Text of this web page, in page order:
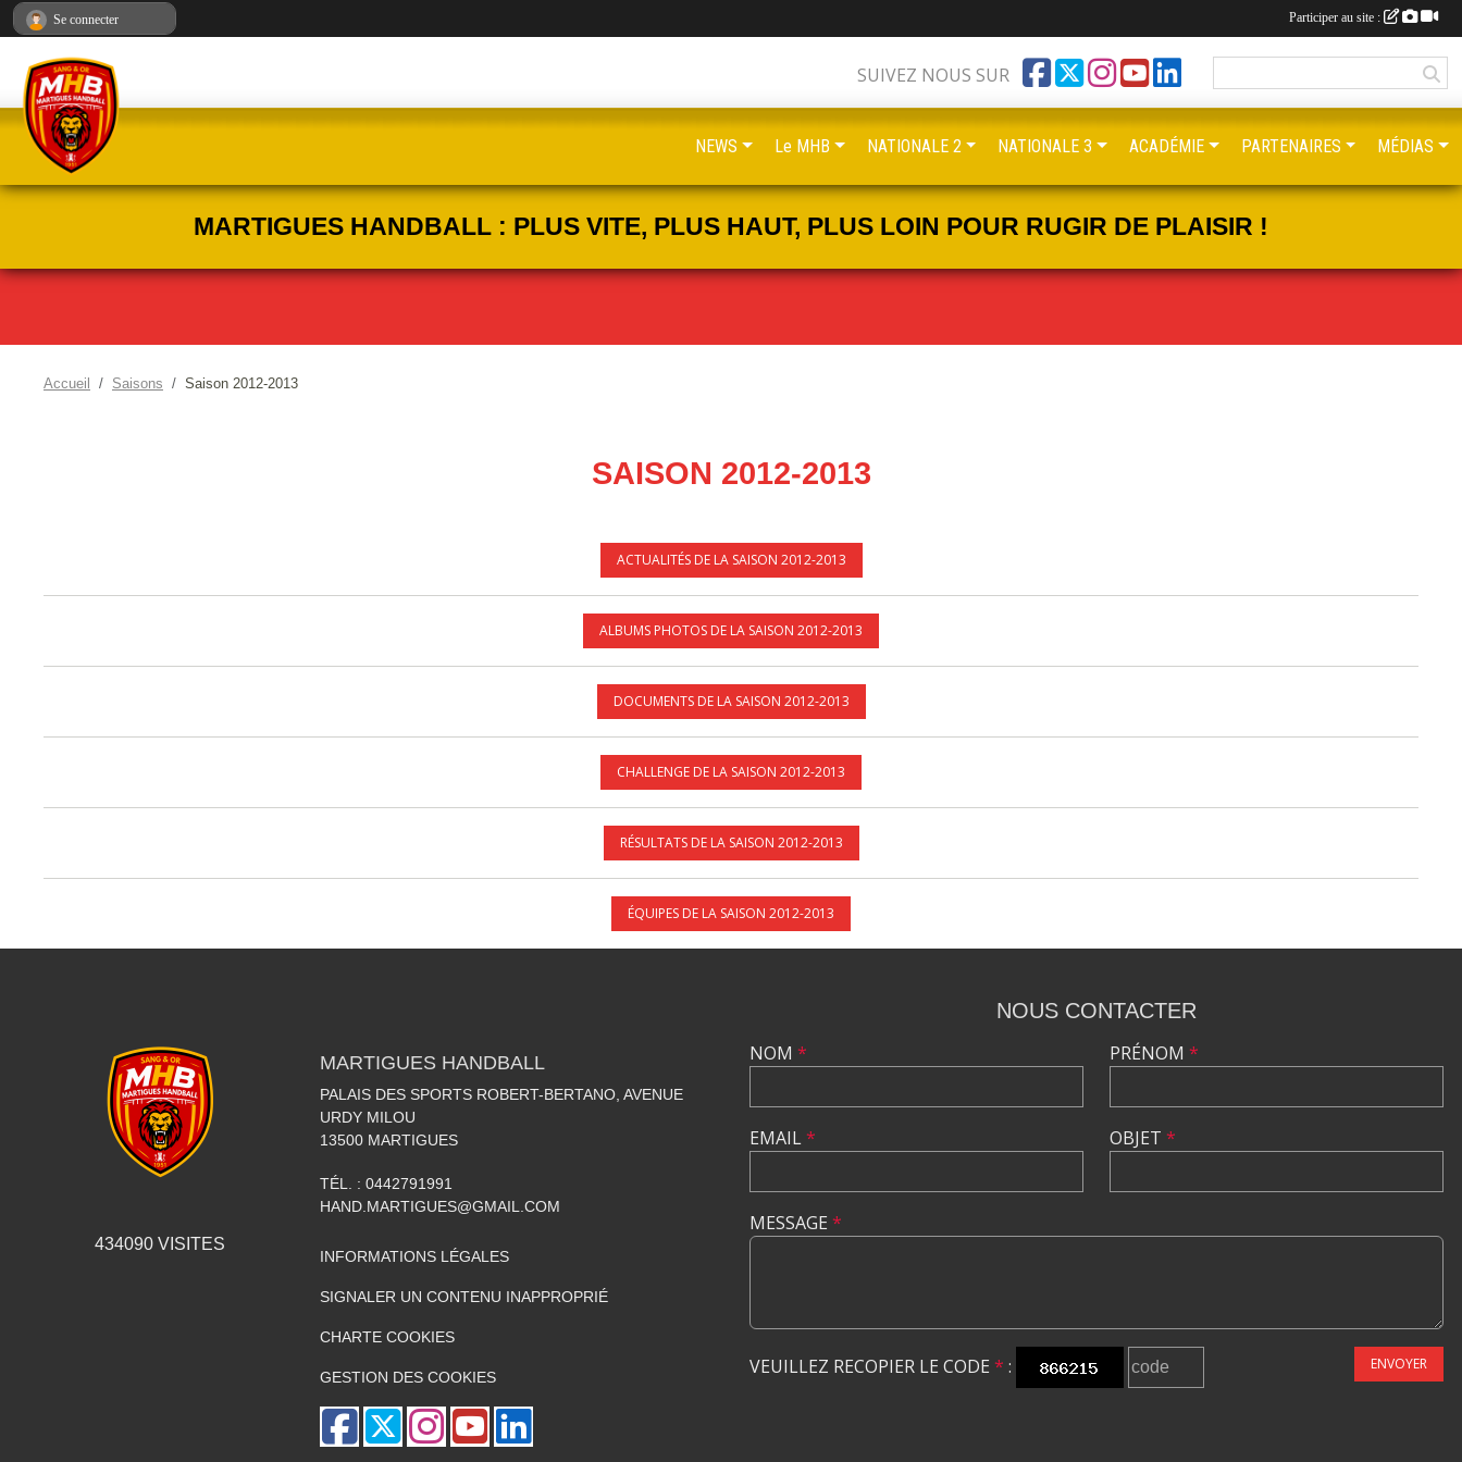
MARTIGUES HANDBALL : PLUS VITE, PLUS HAUT, PLUS LOIN POUR RUGIR DE PLAISIR !
Accueil Saisons Saison 2012-2013
SAISON 2012-2013
ACTUALITÉS DE LA SAISON 2012-2013
ALBUMS PHOTOS DE LA SAISON 2012-2013
DOCUMENTS DE LA SAISON 2012-2013
CHALLENGE DE LA SAISON 2012-2013
RÉSULTATS DE LA SAISON 2012-2013
ÉQUIPES DE LA SAISON 2012-2013
SUIVEZ NOUS SUR
NEWS Le MHB NATIONALE 2 NATIONALE 3 ACADÉMIE PARTENAIRES MÉDIAS
434090 VISITES
MARTIGUES HANDBALL
PALAIS DES SPORTS ROBERT-BERTANO, AVENUE
URDY MILOU
13500 MARTIGUES
TÉL. : 0442791991
HAND.MARTIGUES@GMAIL.COM
INFORMATIONS LÉGALES
SIGNALER UN CONTENU INAPPROPRIÉ
CHARTE COOKIES
GESTION DES COOKIES
NOUS CONTACTER
NOM *
EMAIL*
PRÉNOM *
OBJET *
MESSAGE *
VEUILLEZ RECOPIER LE CODE * : ENVOYER
Se connecter Participer au site :
Panneau de gestion des cookies